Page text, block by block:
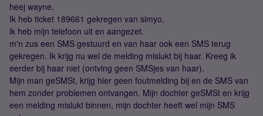
heej wayne,
Ik heb ticket 189661 gekregen van simyo.
ik heb mijn telefoon uit en aangezet.
m'n zus een SMS gestuurd en van haar ook een SMS terug
gekregen. Ik krijg nu wel de melding mislukt bij haar. Kreeg ik
eerder bij haar niet (ontving geen SMSjes van haar).
Mijn man geSMSt, krijg hier geen foutmelding bij en de SMS van
hem zonder problemen ontvangen. Mijn dochter geSMSt en krijg
een melding mislukt binnen, mijn dochter heeft wel mijn SMS